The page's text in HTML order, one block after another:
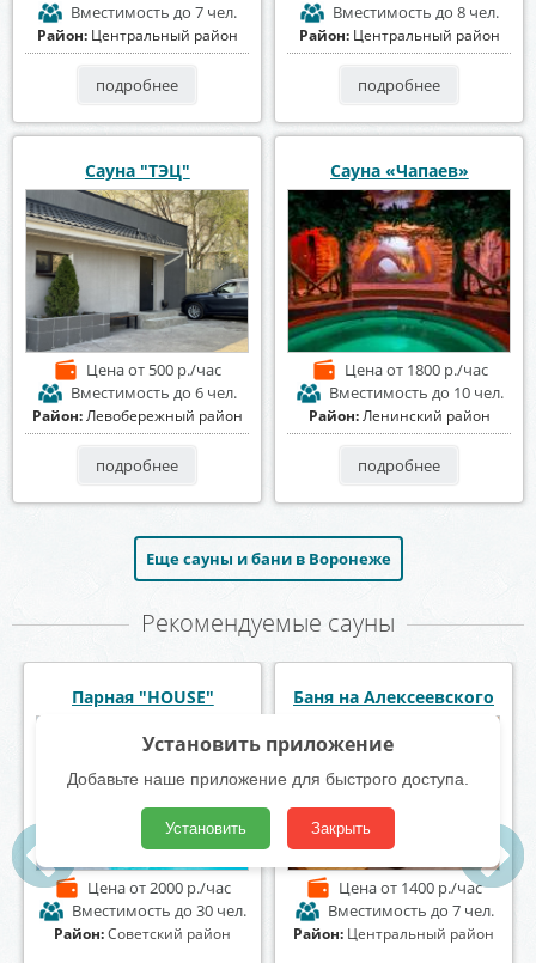
Вместимость до 7 чел.
Район: Центральный район
подробнее
Вместимость до 8 чел.
Район: Центральный район
подробнее
Сауна "ТЭЦ"
Ценаот 500 р./час
Вместимость до 6 чел.
Район:Левобережный район
подробнее
Сауна «Чапаев»
Ценаот 1800 р./час
Вместимость до 10 чел.
Район:Ленинский район
подробнее
Еще сауны и бани в Воронеже
Рекомендуемые сауны
Баня на Донской
Ценаот 1000 р./час
Вместимость до 25 чел.
Район:Коминтерновский
Сауна «Foxy» Фокси
Ценаот 1200 р./час
Вместимость до 10 чел.
Район:Коминтерновский
Установить приложение
Добавьте наше приложение для быстрого доступа.
Установить Закрыть